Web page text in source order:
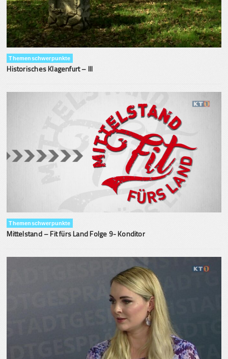
Themenschwerpunkte
Historisches Klagenfurt – III
Themenschwerpunkte
Mittelstand – Fit fürs Land Folge 9- Konditor